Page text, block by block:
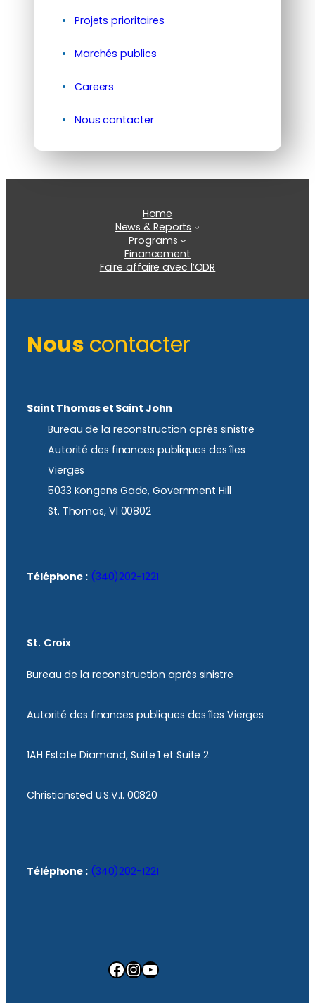
Projets prioritaires
Marchés publics
Careers
Nous contacter
Home
News & Reports
Programs
Financement
Faire affaire avec l’ODR
Nous contacter
Saint Thomas et Saint John
Bureau de la reconstruction après sinistre
Autorité des finances publiques des îles
Vierges
5033 Kongens Gade, Government Hill
St. Thomas, VI 00802
Téléphone : (340)202-1221
St. Croix
Bureau de la reconstruction après sinistre
Autorité des finances publiques des îles Vierges
1AH Estate Diamond, Suite 1 et Suite 2
Christiansted U.S.V.I. 00820
Téléphone : (340)202-1221
Facebook InstagramYouTube